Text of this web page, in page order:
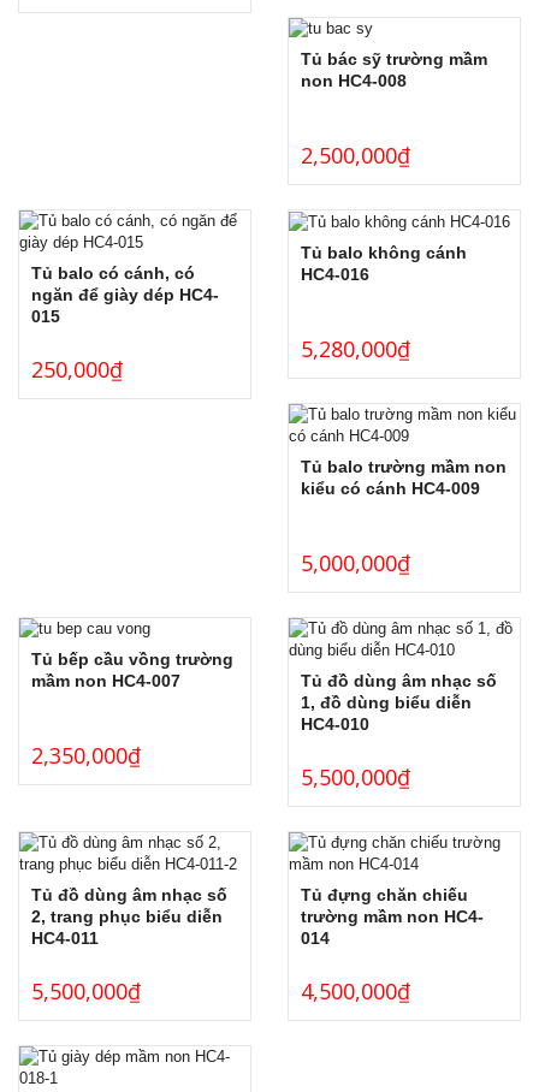
Tủ bác sỹ trường mầm
non HC4-008
2,500,000₫
Tủ balo có cánh, có
ngăn để giày dép HC4-
015
250,000₫
Tủ balo không cánh
HC4-016
5,280,000₫
Tủ balo trường mầm non
kiểu có cánh HC4-009
5,000,000₫
Tủ bếp cầu vồng trường
mầm non HC4-007
2,350,000₫
Tủ đồ dùng âm nhạc số
1, đồ dùng biểu diễn
HC4-010
5,500,000₫
Tủ đồ dùng âm nhạc số
2, trang phục biểu diễn
HC4-011
5,500,000₫
Tủ đựng chăn chiếu
trường mầm non HC4-
014
4,500,000₫